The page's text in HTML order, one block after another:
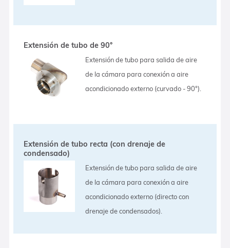
Extensión de tubo de 90°
Extensión de tubo para salida de aire
de la cámara para conexión a aire
acondicionado externo (curvado - 90°).
Extensión de tubo recta (con drenaje de
condensado)
Extensión de tubo para salida de aire
de la cámara para conexión a aire
acondicionado externo (directo con
drenaje de condensados).